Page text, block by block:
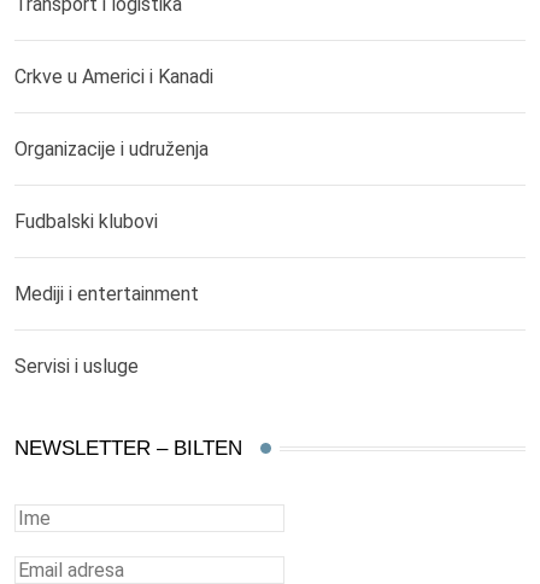
Crkve u Americi i Kanadi
Organizacije i udruženja
Fudbalski klubovi
Mediji i entertainment
Servisi i usluge
NEWSLETTER – BILTEN